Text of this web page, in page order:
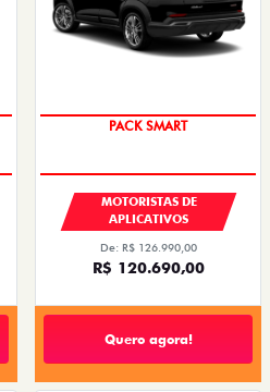
PACK SMART
MOTORISTAS DE
APLICATIVOS
De: R$ 126.990,00
R$ 120.690,00
Quero agora!